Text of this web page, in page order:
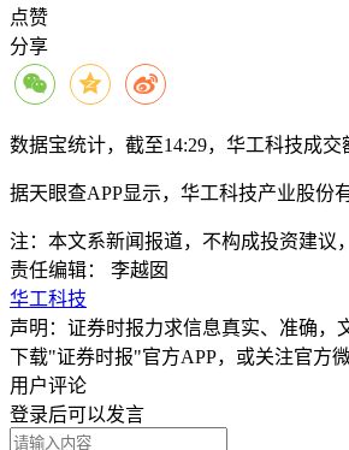
点赞
分享
数据宝统计，截至14:29，华工科技成交
据天眼查APP显示，华工科技产业股份
注：本文系新闻报道，不构成投资建议
责任编辑： 李越囡
华工科技
声明：证券时报力求信息真实、准确，
下载"证券时报"官方APP，或关注官方
用户评论
登录后可以发言